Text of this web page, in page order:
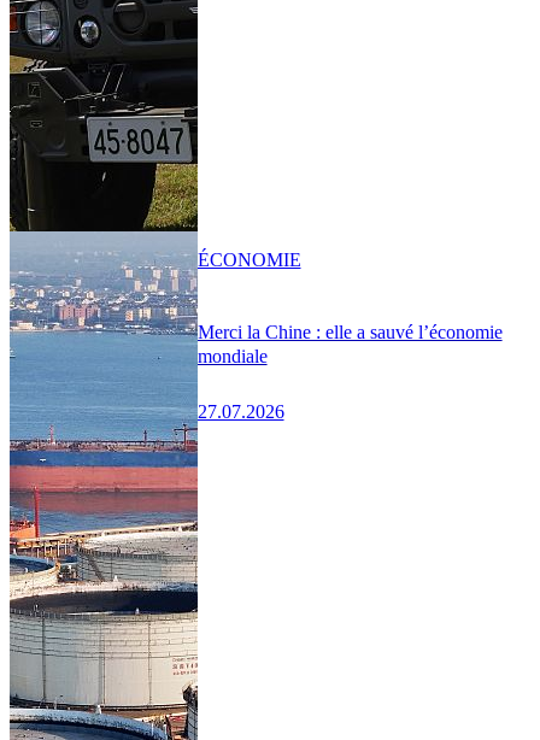
Merci la Chine : elle a sauvé l’économie
mondiale
27.07.2026
ÉCONOMIE